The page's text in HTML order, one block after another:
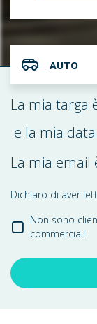
AUTO
La mia targa
e la mia
La mia email
Dichiaro di aver
Non sono
commerciali